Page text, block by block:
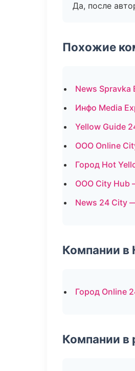
Да, после
Похожие
News
Инфо Media
Yellow Guide
ООО Online
Город Hot
ООО City Hub
News 24 City
Компании в
Город Online
Компании в